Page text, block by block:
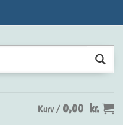
Kurv / 0,00 kr.